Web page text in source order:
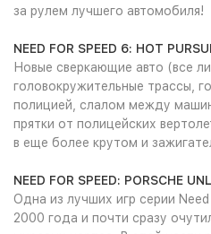
за рулем лучшего автомобиля!
NEED FOR SPEED 6: НОТ
Новые сверкающие авто (все
головокружительные трассы,
полицией, слалом между
прятки от полицейских
в еще более крутом и
NEED FOR SPEED: PORSCHE
Одна из лучших игр серии
2000 года и почти сразу